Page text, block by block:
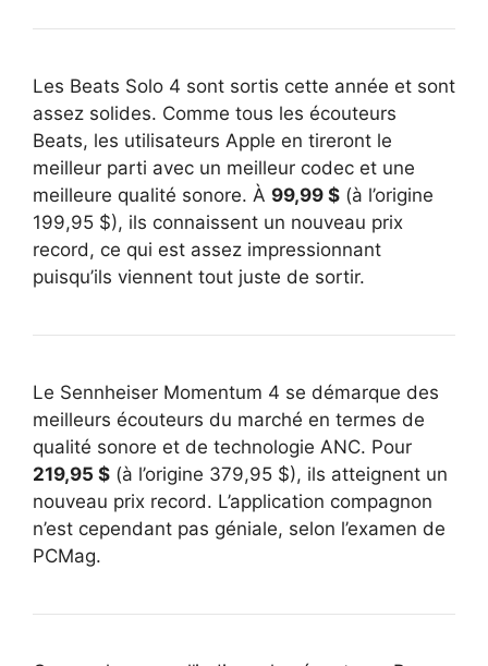
Les Beats Solo 4 sont sortis cette année et sont
assez solides. Comme tous les écouteurs
Beats, les utilisateurs Apple en tireront le
meilleur parti avec un meilleur codec et une
meilleure qualité sonore. À 99,99 $ (à l’origine
199,95 $), ils connaissent un nouveau prix
record, ce qui est assez impressionnant
puisqu’ils viennent tout juste de sortir.
Le Sennheiser Momentum 4 se démarque des
meilleurs écouteurs du marché en termes de
qualité sonore et de technologie ANC. Pour
219,95 $ (à l’origine 379,95 $), ils atteignent un
nouveau prix record. L’application compagnon
n’est cependant pas géniale, selon l’examen de
PCMag.